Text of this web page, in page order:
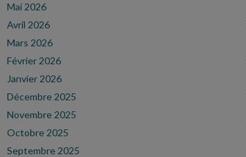
Mai 2026
Avril 2026
Mars 2026
Février 2026
Janvier 2026
Décembre 2025
Novembre 2025
Octobre 2025
Septembre 2025